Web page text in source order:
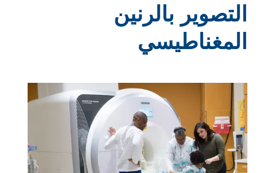
التصوير بالرنين
المغناطيسي